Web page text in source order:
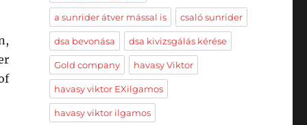
a sunrider átver mással is csaló sunrider
dsa bevonása dsa kivizsgálás kérése
Gold company havasy Viktor
havasy viktor EXilgamos
havasy viktor ilgamos